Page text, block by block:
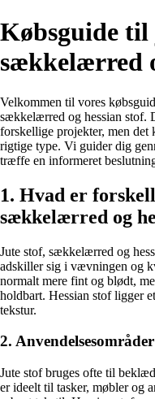
Købsguide til
sækkelærred
Velkommen til vores
sækkelærred og hessian stof.
forskellige projekter, men
rigtige type. Vi guider dig
træffe en informeret
1. Hvad er
sækkelærred og
Jute stof, sækkelærred og
adskiller sig i vævningen og
normalt mere fint og blødt,
holdbart. Hessian stof ligger
tekstur.
2. Anvendelsesområder
Jute stof bruges ofte til
er ideelt til tasker, møbler og